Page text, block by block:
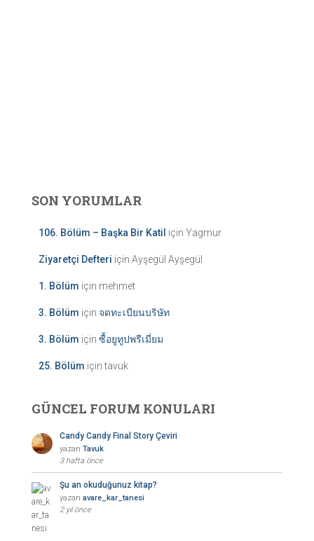
SON YORUMLAR
106. Bölüm – Başka Bir Katil için Yagmur
Ziyaretçi Defteri için Ayşegül Ayşegül
1. Bölüm için mehmet
3. Bölüm için จดทะเบียนบริษัท
3. Bölüm için ซื้อยูทูปพรีเมี่ยม
25. Bölüm içintavuk
GÜNCEL FORUM KONULARI
Candy Candy Final Story Çeviri
yazan Tavuk
3 hafta önce
Şu an okuduğunuz kitap?
yazan avare_kar_tanesi
2 yıl önce